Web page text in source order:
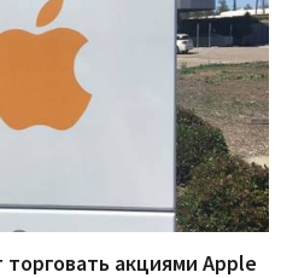
акциями Apple